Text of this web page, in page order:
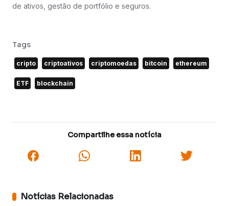
de ativos, gestão de portfólio e seguros.
Tags
cripto criptoativos criptomoedas bitcoin ethereum
ETF blockchain
Compartilhe essa notícia
Notícias Relacionadas